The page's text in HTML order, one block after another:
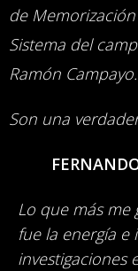
de
Sistema del
Ramón Campayo.
Son una
Lo que más me
fue la energía e
investigaciones